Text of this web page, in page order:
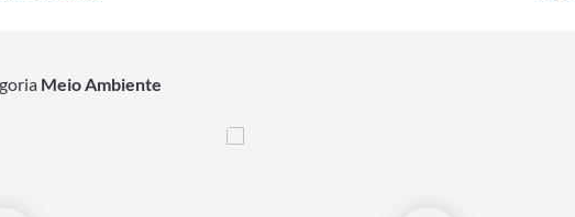
Meio Ambiente